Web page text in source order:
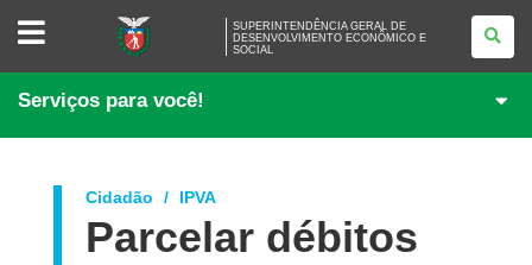
SUPERINTENDÊNCIA
DESENVOLVIMENTO
ECONÔMICO
E
SUPERINTENDÊNCIA GERAL DE
DESENVOLVIMENTO ECONÔMICO E
SOCIAL
Serviços para você!
Cidadão IPVA
Parcelar débitos